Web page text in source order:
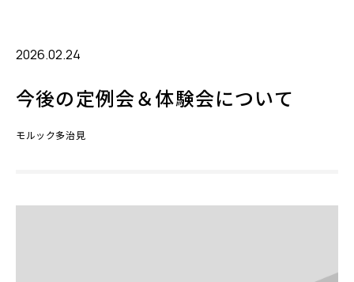
2026.02.24
今後の定例会＆体験会について
モルック多治見